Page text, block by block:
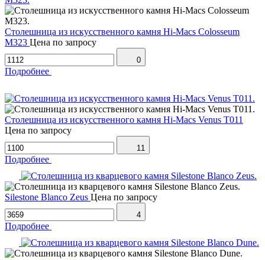
Столешница из искусственного камня Hi-Macs Colosseum
M323 Цена по запросу
0
Подробнее
Столешница из искусственного камня Hi-Macs Venus T011
Цена по запросу
11
Подробнее
Silestone Blanco Zeus Цена по запросу
4
Подробнее